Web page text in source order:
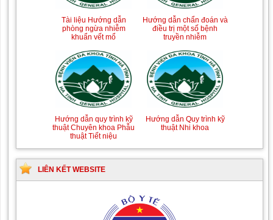
Tài liệu Hướng dẫn
phòng ngừa nhiễm
khuẩn vết mổ
Hướng dẫn chẩn đoán và
điều trị một số bệnh
truyền nhiễm
Hướng dẫn quy trình kỹ
thuật Chuyên khoa Phẫu
thuật Tiết niệu
Hướng dẫn Quy trình kỹ
thuật Nhi khoa
LIÊN KẾT WEBSITE